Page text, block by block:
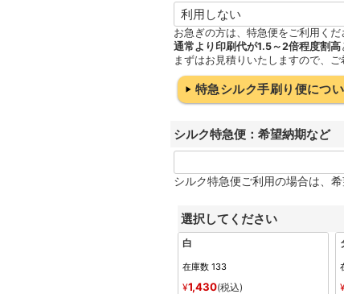
必
須
お急ぎの方は、特急便をご利用くだ
通常より印刷代が1.5～2倍程度割高
まずはお見積りいたしますので、
特急シルク手刷り便につ
シルク特急便：希望納期など
シルク特急便ご利用の場合は、
選択してください
白
在庫数 133
¥1,430 税込